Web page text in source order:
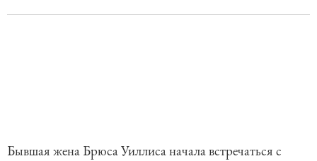
Бывшая жена Брюса Уиллиса начала встречаться с